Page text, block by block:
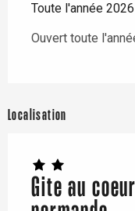
Toute l'année 2026
Ouvert toute
Localisation
Gite au